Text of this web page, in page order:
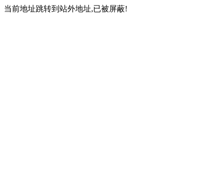
当前地址跳转到站外地址,已被屏蔽!